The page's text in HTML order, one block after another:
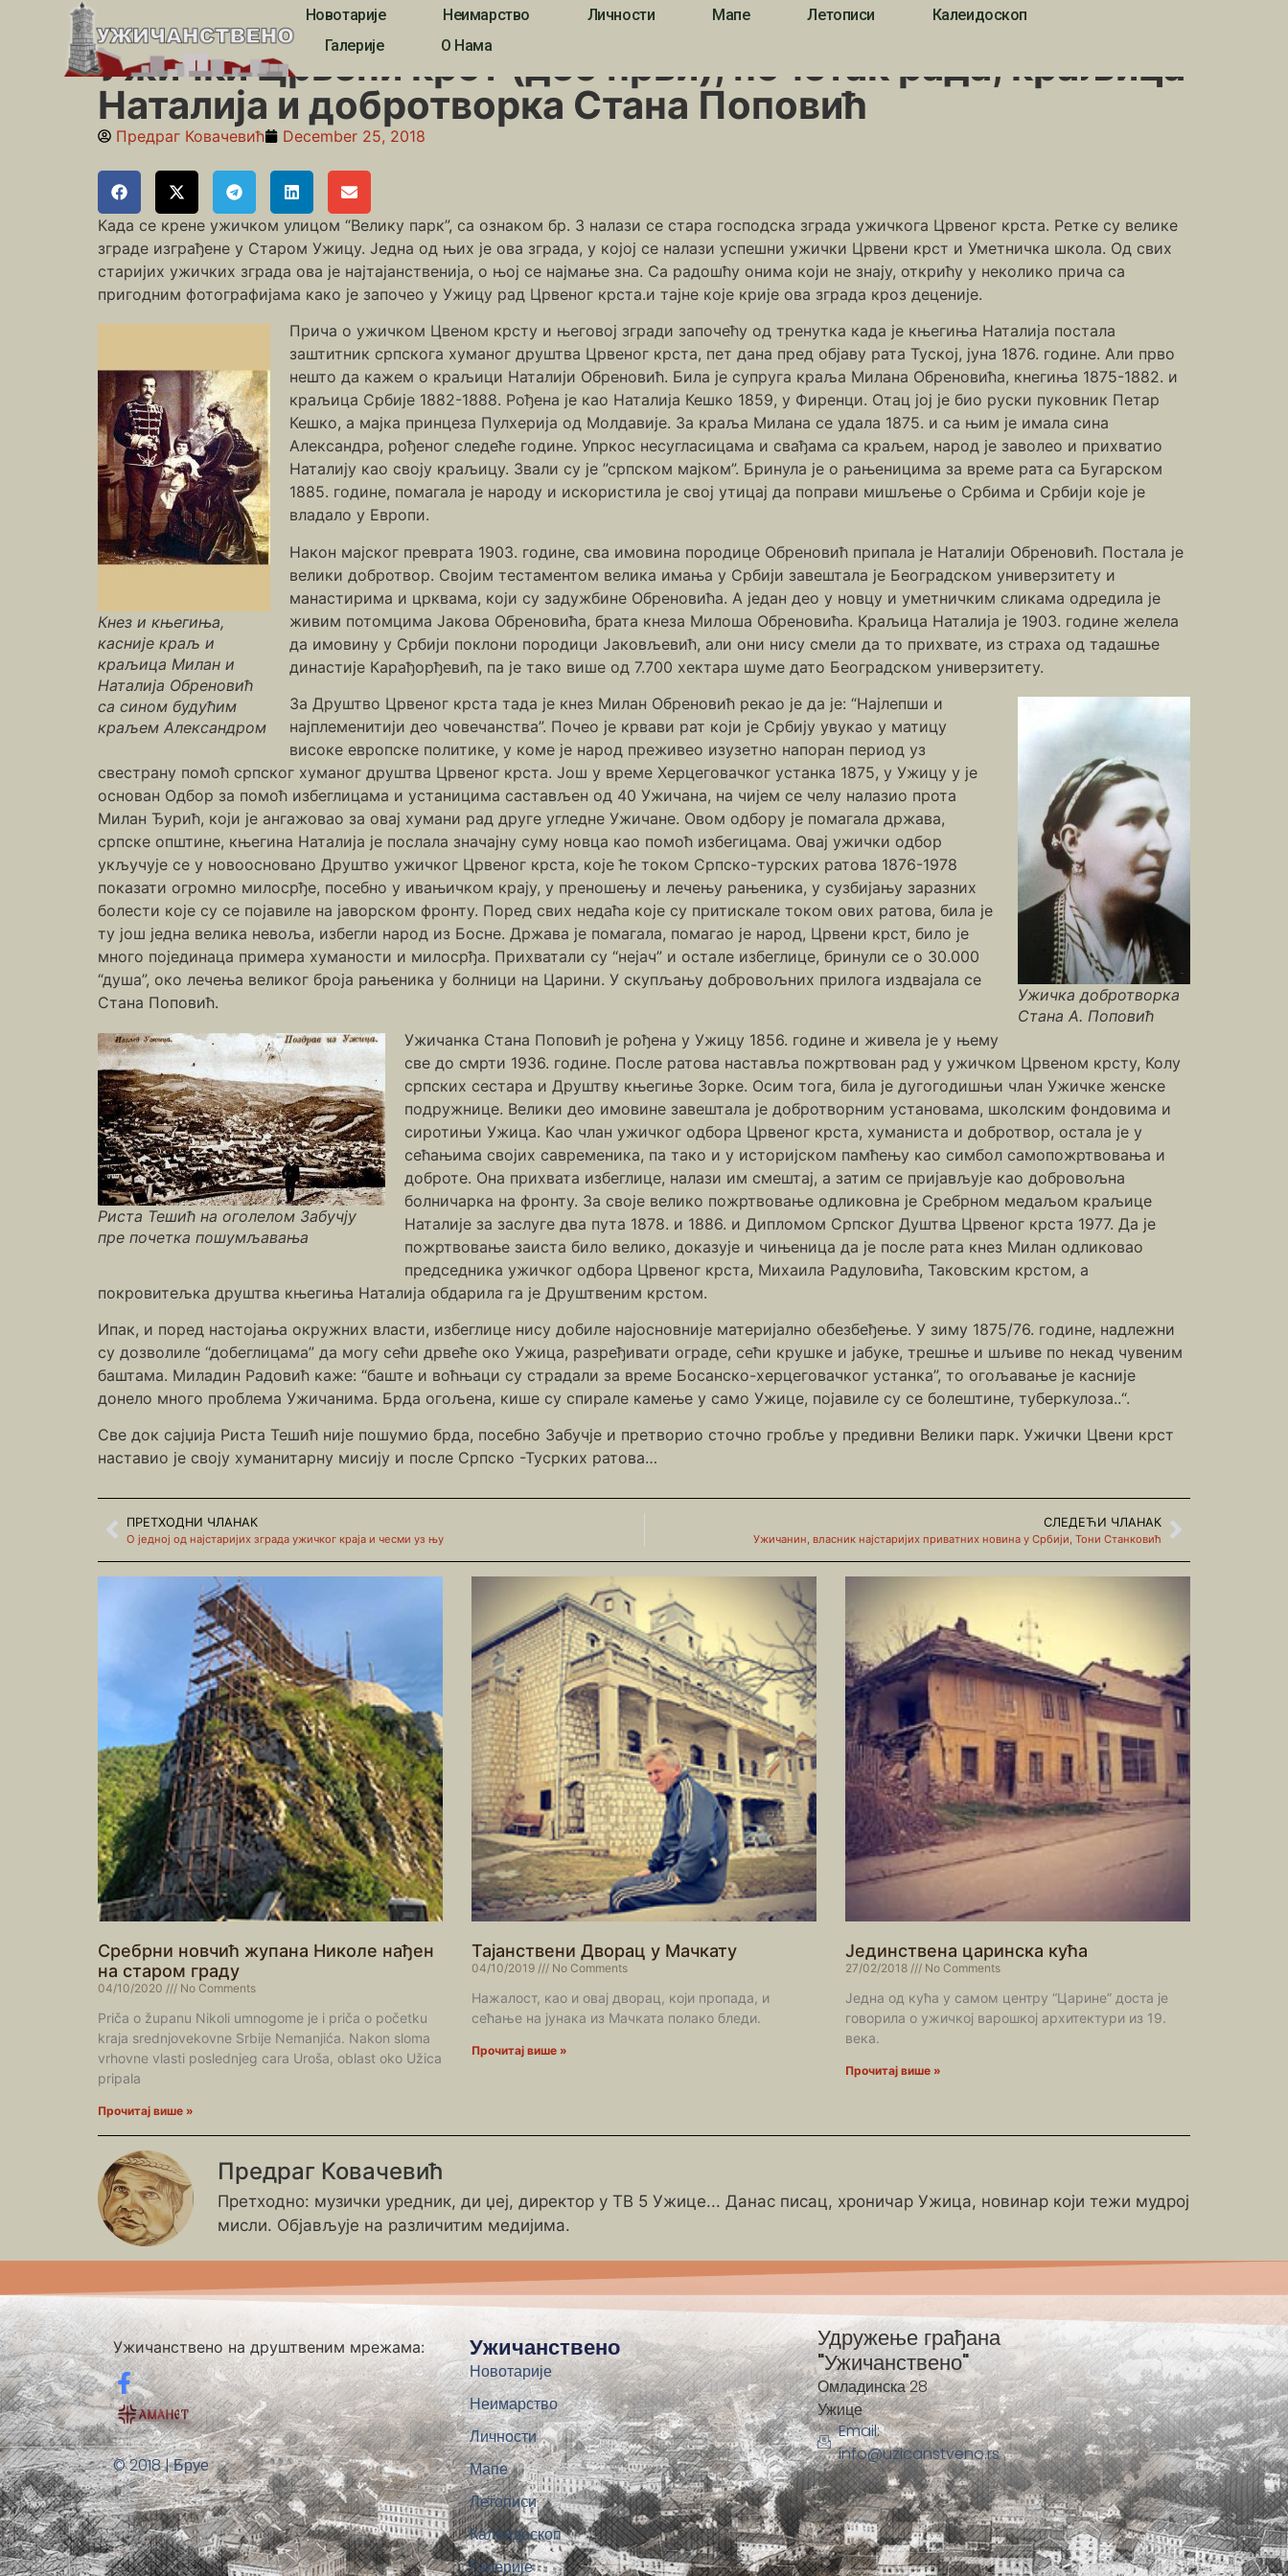
Новотарије Неимарство Личности Мапе Летописи
Калеидоскоп
Галерије
О Нама
Ужички Црвени крст (део први), почетак рада, краљица Наталија и добротворка Стана Поповић
Ужички Црвени крст (део први), почетак рада, краљица
Наталија и добротворка Стана Поповић
Предраг Ковачевић December 25, 2018
Када се крене ужичком улицом “Велику парк”, са ознаком бр. 3 налази се стара господска зграда ужичкога Црвеног крста. Ретке су велике
зграде изграђене у Старом Ужицу. Једна од њих је ова зграда, у којој се налази успешни ужички Црвени крст и Уметничка школа. Од свих
старијих ужичких зграда ова је најтајанственија, о њој се најмање зна. Са радошћу онима који не знају, открићу у неколико прича са
пригодним фотографијама како је започео у Ужицу рад Црвеног крста.и тајне које крије ова зграда кроз деценије.
Кнез и књегиња,
касније краљ и
краљица Милан и
Наталија Обреновић
са сином будућим
краљем Александром
Прича о ужичком Цвеном крсту и његовој згради започeћу од тренутка када је књегиња Наталија постала
заштитник српскога хуманог друштва Црвеног крста, пет дана пред објаву рата Туској, јуна 1876. године. Али прво
нешто да кажем о краљици Наталији Обреновић. Била је супруга краља Милана Обреновића, кнегиња 1875-1882. и
краљица Србије 1882-1888. Рођена је као Наталија Кешко 1859, у Фиренци. Отац јој је био руски пуковник Петар
Кешко, а мајка принцеза Пулхерија од Молдавије. За краља Милана се удала 1875. и са њим је имала сина
Александра, рођеног следеће године. Упркос несугласицама и свађама са краљем, народ је заволео и прихватио
Наталију као своју краљицу. Звали су је ”српском мајком”. Бринула је о рањеницима за време рата са Бугарском
1885. године, помагала је народу и искористила је свој утицај да поправи мишљење о Србима и Србији које је
владало у Европи.
Након мајског преврата 1903. године, сва имовина породице Обреновић припала је Наталији Обреновић. Постала је
велики добротвор. Својим тестаментом велика имања у Србији завештала је Београдском универзитету и
манастирима и црквама, који су задужбине Обреновића. А један део у новцу и уметничким сликама одредила је
живим потомцима Јакова Обреновића, брата кнеза Милоша Обреновића. Краљица Наталија је 1903. године желела
да имовину у Србији поклони породици Јаковљевић, али они нису смели да то прихвате, из страха од тадашње
династије Карађорђевић, па је тако више од 7.700 хектара шуме дато Београдском универзитету.
Ужичка добротворка
Стана А. Поповић
За Друштво Црвеног крста тада је кнез Милан Обреновић рекао је да је: “Најлепши и
најплеменитији део човечанства”. Почео је крвави рат који је Србију увукао у матицу
високе европске политике, у коме је народ преживео изузетно напоран период уз
свестрану помоћ српског хуманог друштва Црвеног крста. Још у време Херцеговачког устанка 1875, у Ужицу у је
основан Одбор за помоћ избеглицама и устаницима састављен од 40 Ужичана, на чијем се челу налазио прота
Милан Ђурић, који је ангажовао за овај хумани рад друге угледне Ужичане. Овом одбору је помагала држава,
српске општине, књегина Наталија је послала значајну суму новца као помоћ избегицама. Овај ужички одбор
укључује се у новоосновано Друштво ужичког Црвеног крста, које ће током Српско-турских ратова 1876-1978
показати огромно милосрђе, посебно у ивањичком крају, у преношењу и лечењу рањеника, у сузбијању заразних
болести које су се појавиле на јаворском фронту. Поред свих недаћа које су притискале током ових ратова, била је
ту још једна велика невоља, избегли народ из Босне. Држава је помагала, помагао је народ, Црвени крст, било је
много појединаца примера хуманости и милосрђа. Прихватали су “нејач” и остале избеглице, бринули се о 30.000
“душа”, око лечења великог броја рањеника у болници на Царини. У скупљању добровољних прилога издвајала се
Стана Поповић.
Риста Тешић на оголелом Забучју
пре почетка пошумљавања
Ужичанка Стана Поповић је рођена у Ужицу 1856. године и живела је у њему
све до смрти 1936. године. После ратова наставља пожртвован рад у ужичком Црвеном крсту, Колу
српских сестара и Друштву књегиње Зорке. Осим тога, била је дугогодишњи члан Ужичке женске
подружнице. Велики део имовине завештала је добротворним установама, школским фондовима и
сиротињи Ужица. Као члан ужичког одбора Црвеног крста, хуманиста и добротвор, остала је у
сећањима својих савременика, па тако и у историјском памћењу као симбол самопожртвовања и
доброте. Она прихвата избеглице, налази им смештај, а затим се пријављује као добровољна
болничарка на фронту. За своје велико пожртвовање одликовна је Сребрном медаљом краљице
Наталије за заслуге два пута 1878. и 1886. и Дипломом Српског Душтва Црвеног крста 1977. Да је
пожртвовање заиста било велико, доказује и чињеница да је после рата кнез Милан одликовао
председника ужичког одбора Црвеног крста, Михаила Радуловића, Таковским крстом, а
покровитељка друштва књегиња Наталија обдарила га је Друштвеним крстом.
Ипак, и поред настојања окружних власти, избеглице нису добиле најосновније материјално обезбеђење. У зиму 1875/76. године, надлежни
су дозволиле “добеглицама” да могу сећи дрвеће око Ужица, разређивати ограде, сећи крушке и јабуке, трешње и шљиве по некад чувеним
баштама. Миладин Радовић каже: “баште и воћњаци су страдали за време Босанско-херцеговачког устанка”, то огољавање је касније
донело много проблема Ужичанима. Брда огољена, кише су спирале камење у само Ужице, појавиле су се болештине, туберкулоза..“.
Све док сајџија Риста Тешић није пошумио брда, посебно Забучје и претворио сточно гробље у предивни Велики парк. Ужички Цвени крст
наставио је своју хуманитарну мисију и после Српско -Тусрких ратова…
ПРЕТХОДНИ ЧЛАНАК
О једној од најстаријих зграда ужичког краја и чесми уз њу
СЛЕДЕЋИ ЧЛАНАК
Ужичанин, власник најстаријих приватних новина у Србији, Тони Станковић
Сребрни новчић жупана Николе нађен
на старом граду
04/10/2020 No Comments
Priča o županu Nikoli umnogome je i priča o početku
kraja srednjovekovne Srbije Nemanjića. Nakon sloma
vrhovne vlasti poslednjeg cara Uroša, oblast oko Užica
pripala
Прочитај више »
Тајанствени Дворац у Мачкату
04/10/2019 No Comments
Нажалост, као и овај дворац, који пропада, и
сећање на јунака из Мачката полако бледи.
Прочитај више »
Јединствена царинска кућа
27/02/2018 No Comments
Једна од кућа у самом центру “Царине” доста је
говорила о ужичкој варошкој архитектури из 19.
века.
Прочитај више »
Предраг Ковачевић
Претходно: музички уредник, ди џеј, директор у ТВ 5 Ужице... Данас писац, хроничар Ужица, новинар који тежи мудрој
мисли. Објављује на различитим медијима.
Ужичанствено на друштвеним мрежама:
© 2018 | Бруе
Ужичанствено
Новотарије
Неимарство
Личности
Мапе
Летописи
Калеидоскоп
Галерије
Удружење грађана
"Ужичанствено"
Омладинска 28
Ужице
Email:
info@uzicanstveno.rs